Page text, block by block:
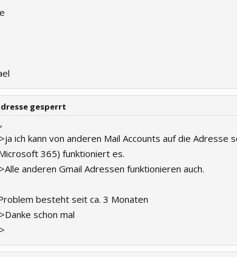
gesperrt
ich kann von anderen Mail Accounts auf die Adresse
365) funktioniert es.
anderen Gmail Adressen funktionieren auch.
besteht seit ca. 3 Monaten
schon mal